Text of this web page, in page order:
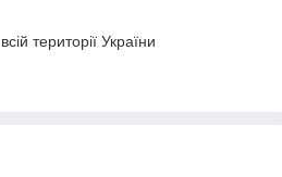
території України